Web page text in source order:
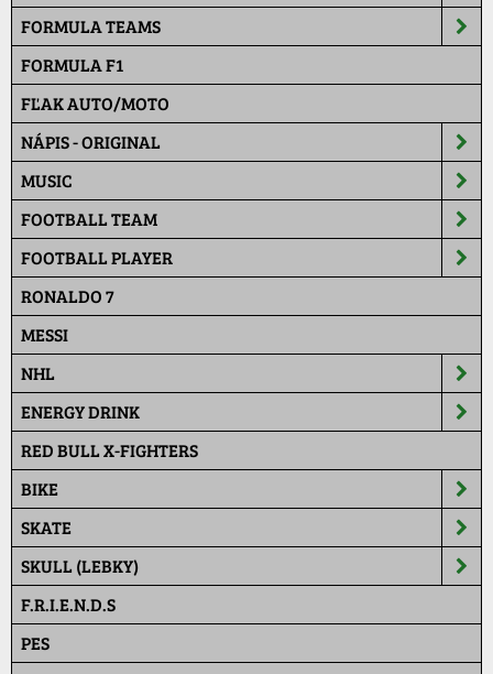
FORMULA TEAMS
FORMULA F1
FĽAK AUTO/MOTO
NÁPIS - ORIGINAL
MUSIC
FOOTBALL TEAM
FOOTBALL PLAYER
RONALDO 7
MESSI
NHL
ENERGY DRINK
RED BULL X-FIGHTERS
BIKE
SKATE
SKULL (LEBKY)
F.R.I.E.N.D.S
PES